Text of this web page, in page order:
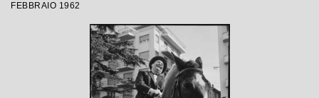
FEBBRAIO 1962